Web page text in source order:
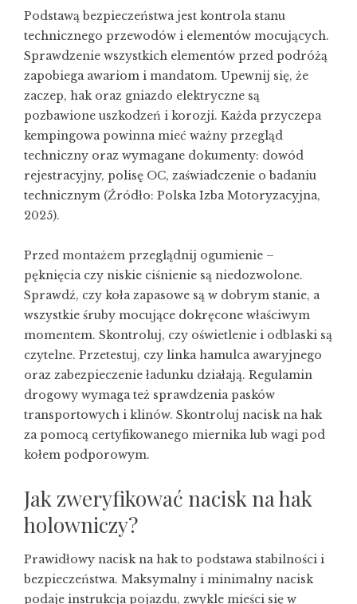
Podstawą bezpieczeństwa jest kontrola stanu
technicznego przewodów i elementów mocujących.
Sprawdzenie wszystkich elementów przed podróżą
zapobiega awariom i mandatom. Upewnij się, że
zaczep, hak oraz gniazdo elektryczne są
pozbawione uszkodzeń i korozji. Każda przyczepa
kempingowa powinna mieć ważny przegląd
techniczny oraz wymagane dokumenty: dowód
rejestracyjny, polisę OC, zaświadczenie o badaniu
technicznym (Źródło: Polska Izba Motoryzacyjna,
2025).
Przed montażem przeglądnij ogumienie –
pęknięcia czy niskie ciśnienie są niedozwolone.
Sprawdź, czy koła zapasowe są w dobrym stanie, a
wszystkie śruby mocujące dokręcone właściwym
momentem. Skontroluj, czy oświetlenie i odblaski są
czytelne. Przetestuj, czy linka hamulca awaryjnego
oraz zabezpieczenie ładunku działają. Regulamin
drogowy wymaga też sprawdzenia pasków
transportowych i klinów. Skontroluj nacisk na hak
za pomocą certyfikowanego miernika lub wagi pod
kołem podporowym.
Jak zweryfikować nacisk na hak
holowniczy?
Prawidłowy nacisk na hak to podstawa stabilności i
bezpieczeństwa. Maksymalny i minimalny nacisk
podaje instrukcja pojazdu, zwykle mieści się w